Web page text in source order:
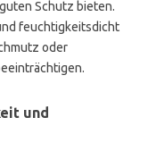
Schutz bieten.
feuchtigkeitsdicht
oder
und